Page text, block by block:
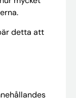
detta att